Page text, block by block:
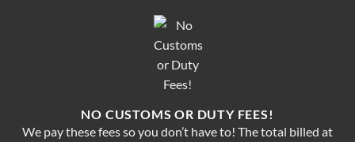
NO CUSTOMS OR DUTY FEES!
We pay these fees so you don’t have to! The total billed at